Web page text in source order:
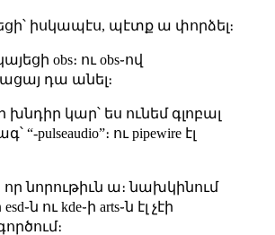
իսկապէս, պէտք ա փորձել։
obs։ ու obs֊ով
դա անել։
խնդիր կար՝ ես ունեմ գլոբալ
“-pulseaudio”։ ու pipewire էլ
որ նորութիւն ա։ նախկինում
esd֊ն ու kde֊ի arts֊ն էլ չէի